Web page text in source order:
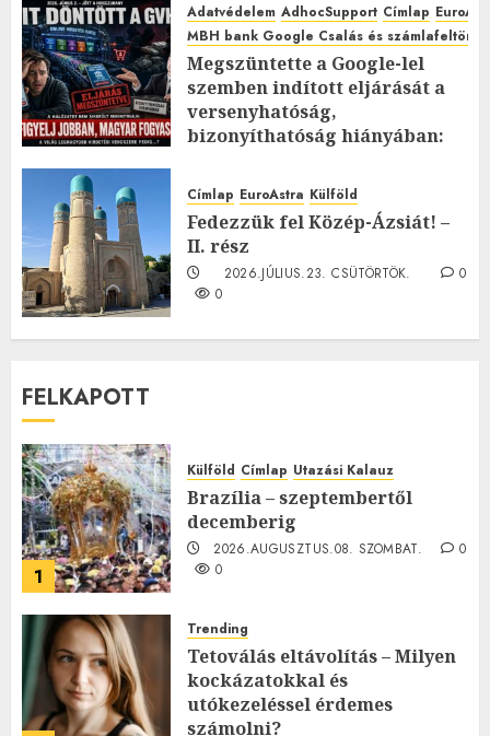
Adatvédelem AdhocSupport Címlap
MBH bank Google Csalás és
Megszüntette a Google-lel
szemben indított eljárását a
versenyhatóság,
bizonyíthatóság hiányában:
2026.JÚLIUS.23. CSÜTÖRTÖK.
0
Címlap EuroAstra Külföld
Fedezzük fel Közép-Ázsiát! –
II. rész
2026.JÚLIUS.23. CSÜTÖRTÖK.
0
0
FELKAPOTT
1
Külföld Címlap Utazási Kalauz
Brazília – szeptembertől
decemberig
2026.AUGUSZTUS.08. SZOMBAT.
0
0
Trending
Tetoválás eltávolítás – Milyen
kockázatokkal és
utókezeléssel érdemes
számolni?